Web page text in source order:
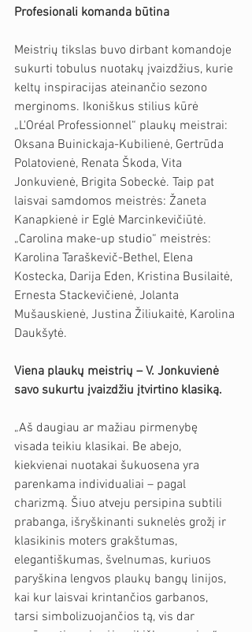
Profesionali komanda būtina
Meistrių tikslas buvo dirbant komandoje
sukurti tobulus nuotakų įvaizdžius, kurie
keltų inspiracijas ateinančio sezono
merginoms. Ikoniškus stilius kūrė
„L'Oréal Professionnel“ plaukų meistrai:
Oksana Buinickaja-Kubilienė, Gertrūda
Polatovienė, Renata Škoda, Vita
Jonkuvienė, Brigita Sobeckė. Taip pat
laisvai samdomos meistrės: Žaneta
Kanapkienė ir Eglė Marcinkevičiūtė.
„Carolina make-up studio“ meistrės:
Karolina Taraškevič-Bethel, Elena
Kostecka, Darija Eden, Kristina Busilaitė,
Ernesta Stackevičienė, Jolanta
Mušauskienė, Justina Žiliukaitė, Karolina
Daukšytė.
Viena plaukų meistrių – V. Jonkuvienė
savo sukurtu įvaizdžiu įtvirtino klasiką.
„Aš daugiau ar mažiau pirmenybę
visada teikiu klasikai. Be abejo,
kiekvienai nuotakai šukuosena yra
parenkama individualiai – pagal
charizmą. Šiuo atveju persipina subtili
prabanga, išryškinanti suknelės grožį ir
klasikinis moters grakštumas,
elegantiškumas, švelnumas, kuriuos
paryškina lengvos plaukų bangų linijos,
kai kur laisvai krintančios garbanos,
tarsi simbolizuojančios tą, vis dar